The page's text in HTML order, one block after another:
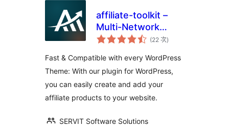
affiliate-toolkit –
Multi-Network
Affiliate & Amazon
(22 次評
分
數
)
Fast & Compatible with every WordPress
Theme: With our plugin for WordPress,
you can easily create and add your
affiliate products to your website.
SERVIT Software Solutions